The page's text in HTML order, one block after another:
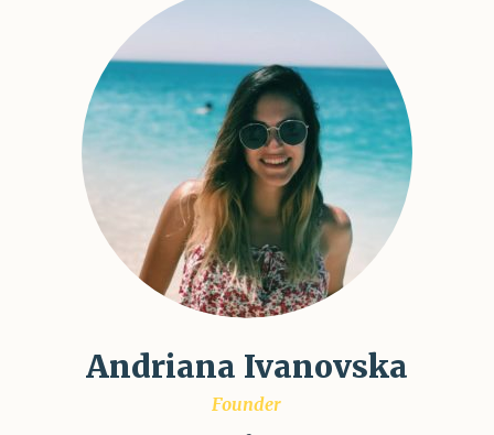
Andriana Ivanovska
Founder